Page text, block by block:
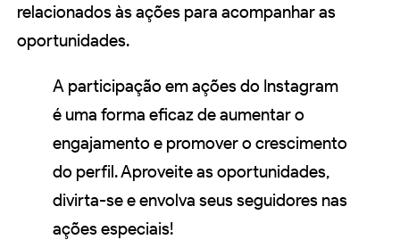
relacionados às ações para acompanhar as
oportunidades.
A participação em ações do Instagram
é uma forma eficaz de aumentar o
engajamento e promover o crescimento
do perfil. Aproveite as oportunidades,
divirta-se e envolva seus seguidores nas
ações especiais!